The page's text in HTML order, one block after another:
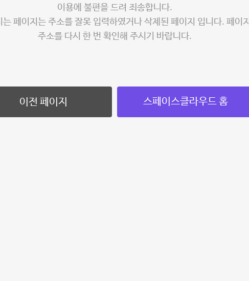
이용에 불편을 드려 죄송합니다.
는 페이지는 주소를 잘못 입력하였거나 삭제된 페이지 입니다. 페이지
주소를 다시 한 번 확인해 주시기 바랍니다.
이전 페이지 스페이스클라우드 홈